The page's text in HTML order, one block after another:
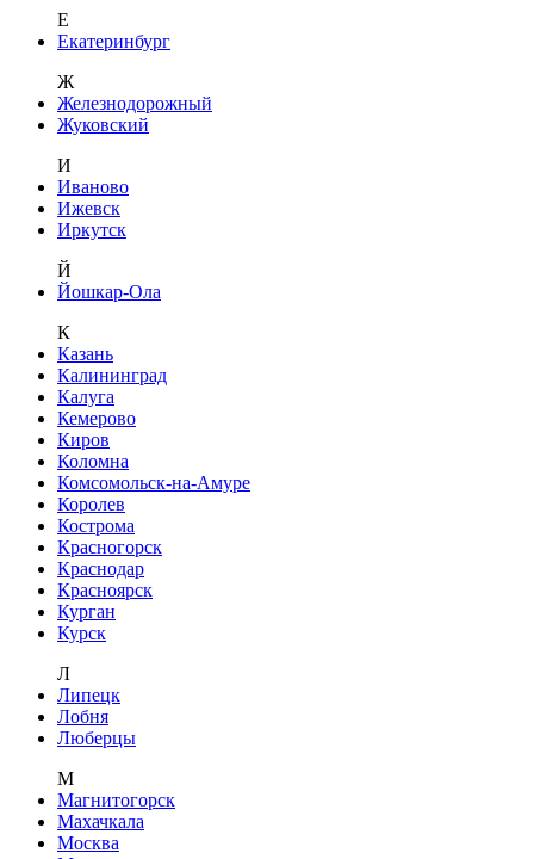
Е
Екатеринбург
Ж
Железнодорожный
Жуковский
И
Иваново
Ижевск
Иркутск
Й
Йошкар-Ола
К
Казань
Калининград
Калуга
Кемерово
Киров
Коломна
Комсомольск-на-Амуре
Королев
Кострома
Красногорск
Краснодар
Красноярск
Курган
Курск
Л
Липецк
Лобня
Люберцы
М
Магнитогорск
Махачкала
Москва